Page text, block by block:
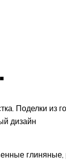
Поделки из
дизайн
глиняные,